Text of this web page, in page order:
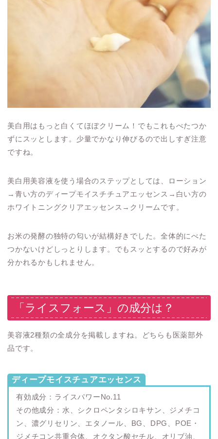
美白用はもっと白くてほぼクリーム！でもこれもべたつか
ずにスッとします。少量でかなり伸びるので出しすぎ注意
ですね。
美白用美容液を使う場合のステップとしては、ローション
→青い方のディープモイスチチュアエッセンス→白い方の
ホワイトニングクリアエッセンス→クリームです。
お米の発酵の独特の匂いが結構好きでした。全体的にべた
つかないけどしっとりします。でもスッとするので好みが
分かれるかもしれません。
「ライスフォース」の成分は？
美容液2種類の全成分を掲載しますね。どちらも医薬部外
品です。
ディープモイスチュアエッセンス
有効成分：ライスパワーNo.11
その他成分：水、シクロペンタシロキサン、ジメチコ
ン、濃グリセリン、エタノール、BG、DPG、POE・
ジメチコン共重合体、オクタン酸セチル、オリブ油、